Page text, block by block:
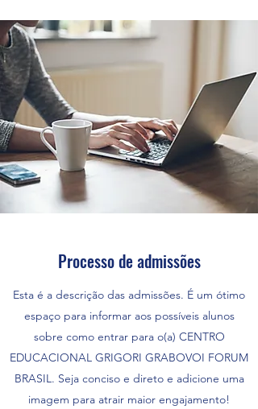
Processo de admissões
Esta é a descrição das admissões. É um ótimo
espaço para informar aos possíveis alunos
sobre como entrar para o(a) CENTRO
EDUCACIONAL GRIGORI GRABOVOI FORUM
BRASIL. Seja conciso e direto e adicione uma
imagem para atrair maior engajamento!